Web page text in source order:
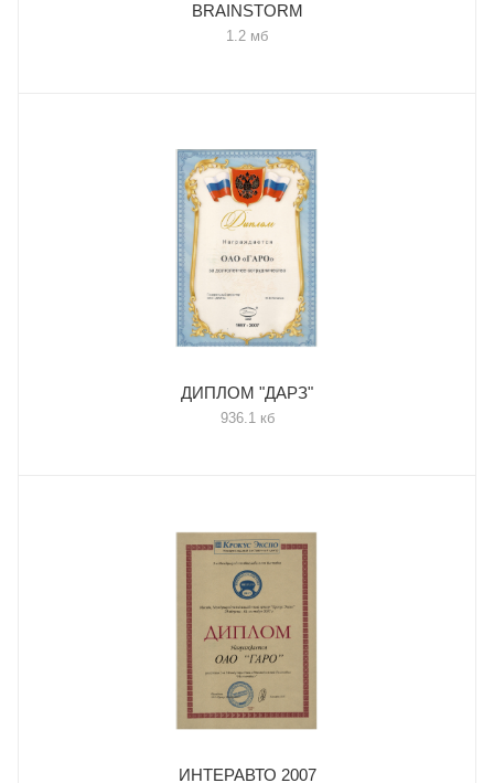
BRAINSTORM
1.2 мб
ДИПЛОМ "ДАРЗ"
936.1 кб
ИНТЕРАВТО 2007